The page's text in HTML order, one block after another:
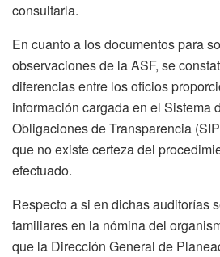
consultarla.
En cuanto a los documentos para
observaciones de la ASF, se
diferencias entre los oficios
información cargada en el Sistema
Obligaciones de Transparencia
que no existe certeza del
efectuado.
Respecto a si en dichas auditorías
familiares en la nómina del
que la Dirección General de